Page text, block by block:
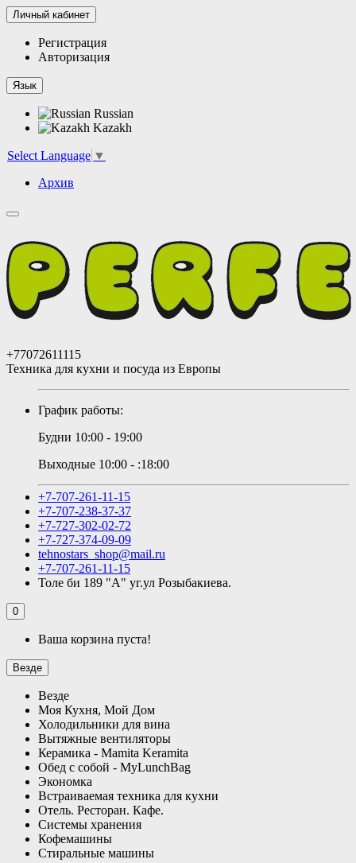
Личный кабинет
Регистрация
Авторизация
Язык
Russian
Kazakh
Select Language ▼
Архив
+77072611115
Техника для кухни и посуда из Европы
График работы:
Будни 10:00 - 19:00
Выходные 10:00 - :18:00
+7-707-261-11-15
+7-707-238-37-37
+7-727-302-02-72
+7-727-374-09-09
tehnostars_shop@mail.ru
+7-707-261-11-15
Толе би 189 "А" уг.ул Розыбакиева.
0
Ваша корзина пуста!
Везде
Везде
Моя Кухня, Мой Дом
Холодильники для вина
Вытяжные вентиляторы
Керамика - Mamita Keramita
Обед с собой - MyLunchBag
Экономка
Встраиваемая техника для кухни
Отель. Ресторан. Кафе.
Системы хранения
Кофемашины
Стиральные машины